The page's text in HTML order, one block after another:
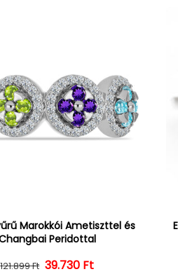
Marokkói Ametiszttel és
Peridottal
Normál ár
121.899 Ft Kedvezményes ár
39.730 Ft